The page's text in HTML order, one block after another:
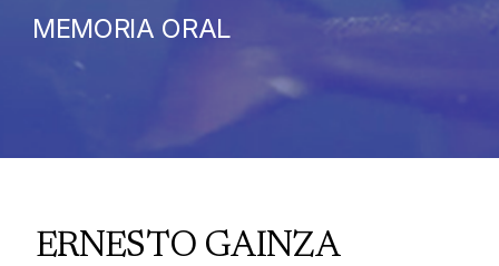
MEMORIA ORAL
ERNESTO GAINZA